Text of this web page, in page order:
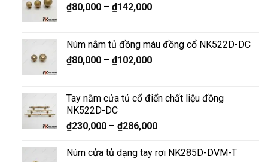
₫80,000– ₫142,000
Núm nắm tủ đồng màu đồng cổ NK522D-DC
₫80,000– ₫102,000
Tay nắm cửa tủ cổ điển chất liệu đồng
NK522D-DC
₫230,000– ₫286,000
Núm cửa tủ dạng tay rơi NK285D-DVM-T